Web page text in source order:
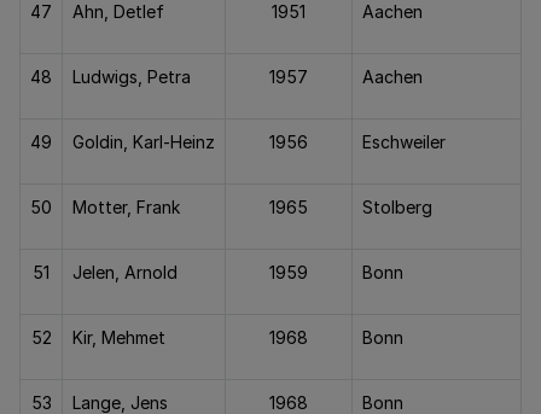
47 Ahn, Detlef 1951 Aachen
48 Ludwigs, Petra 1957 Aachen
49 Goldin, Karl-Heinz 1956 Eschweiler
50 Motter, Frank 1965 Stolberg
51 Jelen, Arnold 1959 Bonn
52 Kir, Mehmet 1968 Bonn
53 Lange, Jens 1968 Bonn